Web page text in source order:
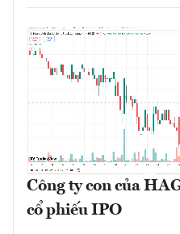
Công ty con của
cổ phiếu IPO